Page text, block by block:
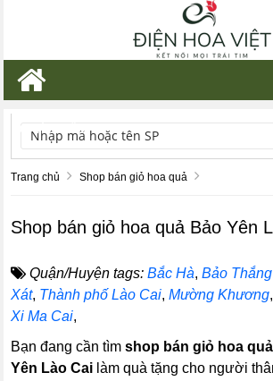
TÌM KIẾM
Trang chủ Shop bán giỏ hoa quả
Shop bán giỏ hoa quả Bảo Yên
Quận/Huyện tags: Bắc Hà,Bảo Thắng
Xát, Thành phố Lào Cai,Mường Khương
Xi Ma Cai,
Bạn đang cần tìm shop bán giỏ hoa
Yên Lào Cai làm quà tặng cho người